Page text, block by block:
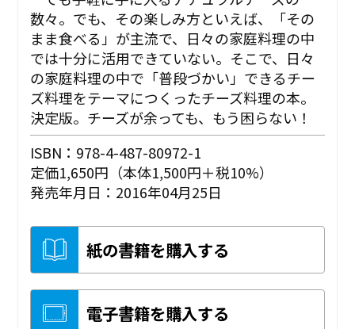
数々。でも、その楽しみ方といえば、「その
まま食べる」が主流で、日々の家庭料理の中
では十分に活用できていない。そこで、日々
の家庭料理の中で「普段づかい」できるチー
ズ料理をテーマにつくったチーズ料理の本。
決定版。チーズが余っても、もう困らない！
ISBN：978-4-487-80972-1
定価1,650円（本体1,500円＋税10%）
発売年月日：2016年04月25日
紙の書籍を購入する
電子書籍を購入する